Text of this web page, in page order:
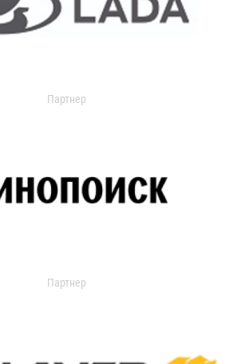
Партнер
Партнер